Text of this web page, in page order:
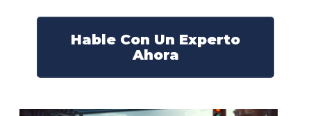
Hable Con Un Experto
Ahora